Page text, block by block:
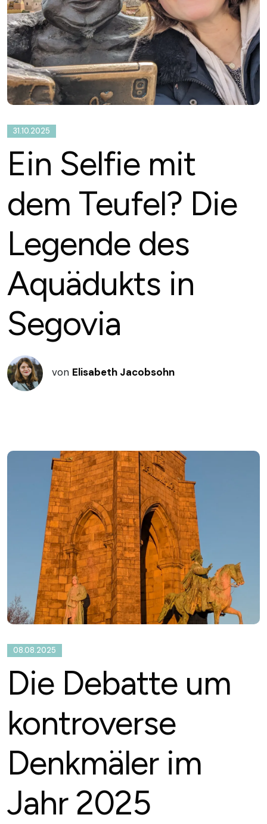
31.10.2025
Ein Selfie mit
dem Teufel? Die
Legende des
Aquädukts in
Segovia
von Elisabeth Jacobsohn
08.08.2025
Die Debatte um
kontroverse
Denkmäler im
Jahr 2025